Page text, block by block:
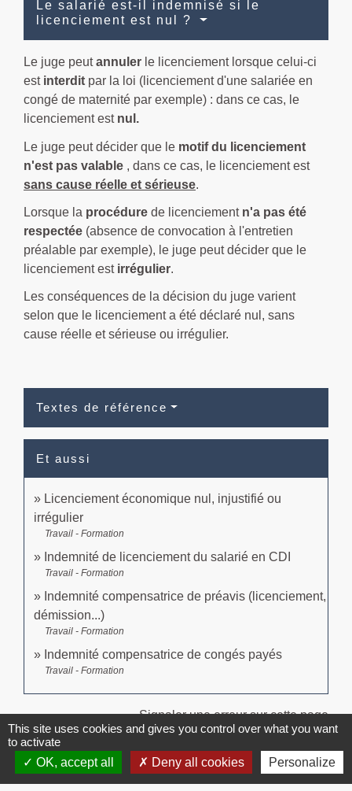
Le salarié est-il indemnisé si le
licenciement est nul ?
Le juge peutannuler le licenciement lorsque celui-ci
est interdit par la loi (licenciement d'une salariée en
congé de maternité par exemple) : dans ce cas, le
licenciement est nul .
Le juge peut décider que le motif du licenciement
n'est pas valable , dans ce cas, le licenciement est
sans cause réelle et sérieuse.
Lorsque la procédure de licenciementn'a pas été
respectée (absence de convocation à l'entretien
préalable par exemple), le juge peut décider que le
licenciement est irrégulier.
Les conséquences de la décision du juge varient
selon que le licenciement a été déclaré nul, sans
cause réelle et sérieuse ou irrégulier.
Textes de référence
Et aussi
Licenciement économique nul, injustifié ou
irrégulier
Travail - Formation
Indemnité de licenciement du salarié en CDI
Travail - Formation
Indemnité compensatrice de préavis (licenciement,
démission...)
Travail - Formation
Indemnité compensatrice de congés payés
Travail - Formation
Signaler une erreur sur cette page
This site uses cookies and gives you control over what you want
to activate
OK, accept all
Deny all cookies Personalize